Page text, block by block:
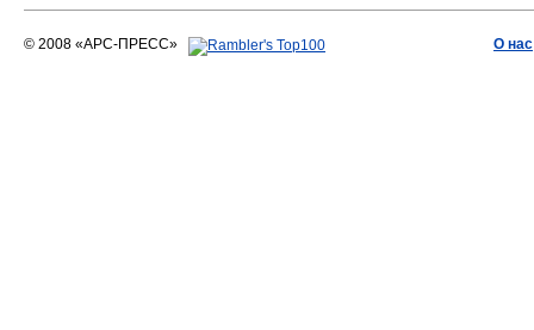
© 2008 «АРС-ПРЕСС» О нас